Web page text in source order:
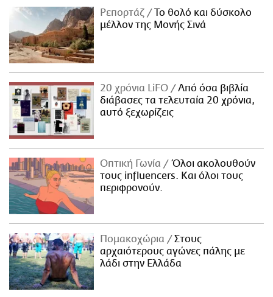
Ρεπορτάζ
Το θολό και δύσκολο
μέλλον της Μονής Σινά
20 χρόνια LiFO
Από όσα βιβλία
διάβασες τα τελευταία 20 χρόνια,
αυτό ξεχωρίζεις
Οπτική Γωνία
Όλοι ακολουθούν
τους influencers. Και όλοι τους
περιφρονούν.
Πομακοχώρια
Στους
αρχαιότερους αγώνες πάλης με
λάδι στην Ελλάδα